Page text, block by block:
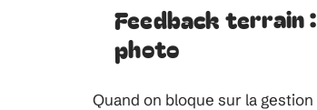
Feedback terrain
photo
Quand on bloque sur la